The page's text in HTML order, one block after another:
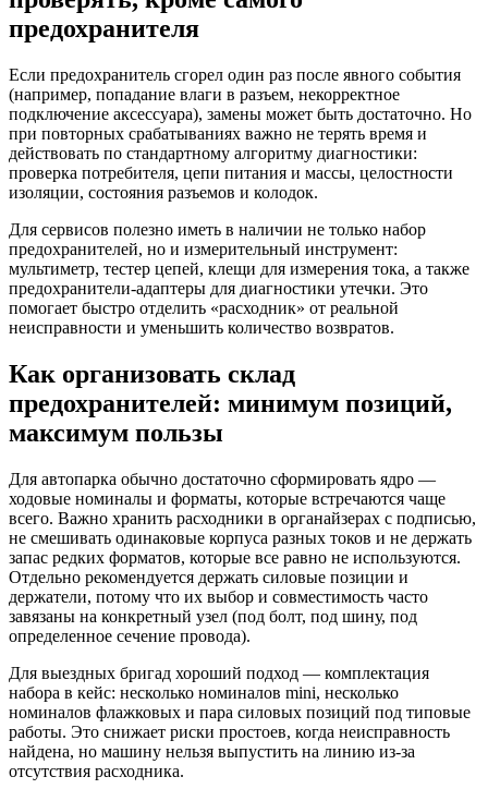
предохранителя
Если предохранитель сгорел один раз после явного события
(например, попадание влаги в разъем, некорректное
подключение аксессуара), замены может быть достаточно. Но
при повторных срабатываниях важно не терять время и
действовать по стандартному алгоритму диагностики:
проверка потребителя, цепи питания и массы, целостности
изоляции, состояния разъемов и колодок.
Для сервисов полезно иметь в наличии не только набор
предохранителей, но и измерительный инструмент:
мультиметр, тестер цепей, клещи для измерения тока, а также
предохранители-адаптеры для диагностики утечки. Это
помогает быстро отделить «расходник» от реальной
неисправности и уменьшить количество возвратов.
Как организовать склад
предохранителей: минимум позиций,
максимум пользы
Для автопарка обычно достаточно сформировать ядро —
ходовые номиналы и форматы, которые встречаются чаще
всего. Важно хранить расходники в органайзерах с подписью,
не смешивать одинаковые корпуса разных токов и не держать
запас редких форматов, которые все равно не используются.
Отдельно рекомендуется держать силовые позиции и
держатели, потому что их выбор и совместимость часто
завязаны на конкретный узел (под болт, под шину, под
определенное сечение провода).
Для выездных бригад хороший подход — комплектация
набора в кейс: несколько номиналов mini, несколько
номиналов флажковых и пара силовых позиций под типовые
работы. Это снижает риски простоев, когда неисправность
найдена, но машину нельзя выпустить на линию из-за
отсутствия расходника.